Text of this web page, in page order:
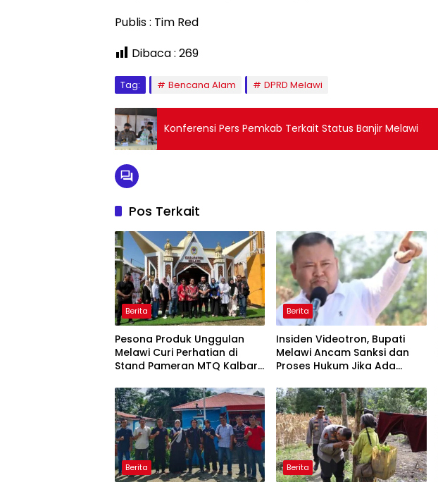
Publis : Tim Red
Dibaca : 269
Tag: Bencana Alam DPRD Melawi
Konferensi Pers Pemkab Terkait Status Banjir Melawi
Pos Terkait
Berita
Pesona Produk Unggulan
Melawi Curi Perhatian di
Stand Pameran MTQ Kalbar
Primadona
Berita
Insiden Videotron, Bupati
Melawi Ancam Sanksi dan
Proses Hukum Jika Ada
Berita Berita